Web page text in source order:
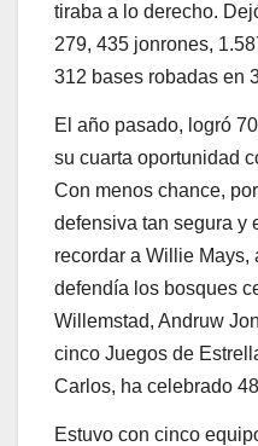
tiraba a lo derecho.
279, 435 jonrones,
312 bases robadas en
El año pasado, logró
su cuarta oportunidad
Con menos chance,
defensiva tan segura y
recordar a Willie Mays,
defendía los bosques
Willemstad, Andruw
cinco Juegos de
Carlos, ha celebrado
Estuvo con cinco